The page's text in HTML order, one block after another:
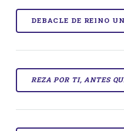
DEBACLE DE REINO
REZA POR TI, ANTES